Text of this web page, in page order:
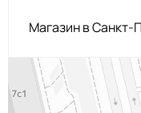
Магазин в Санкт-